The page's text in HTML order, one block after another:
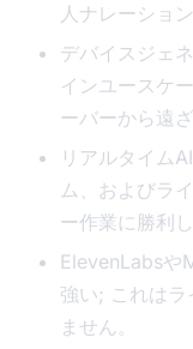
人ナレーショ
デバイスジェ
インユースケ
ーバーから遠
リアルタイム
ム、およびラ
ー作業に勝利し
ElevenLabsや
強い; これはラ
ません。